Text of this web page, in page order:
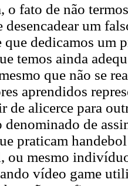
o fato de não
desencadear um
que dedicamos um
temos ainda
que não se
aprendidos
de alicerce para
denominado de
praticam
ou mesmo
vídeo game